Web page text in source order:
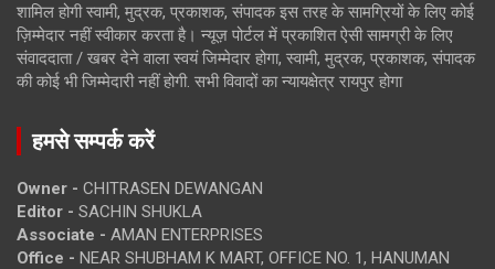
शामिल होगी स्वामी, मुद्रक, प्रकाशक, संपादक इस तरह के सामग्रियों के लिए कोई
ज़िम्मेदार नहीं स्वीकार करता है। न्यूज़ पोर्टल में प्रकाशित ऐसी सामग्री के लिए
संवाददाता / खबर देने वाला स्वयं जिम्मेदार होगा, स्वामी, मुद्रक, प्रकाशक, संपादक
की कोई भी जिम्मेदारी नहीं होगी. सभी विवादों का न्यायक्षेत्र रायपुर होगा
हमसे सम्पर्क करें
Owner - CHITRASEN DEWANGAN
Editor - SACHIN SHUKLA
Associate - AMAN ENTERPRISES
Office - NEAR SHUBHAM K MART, OFFICE NO. 1, HANUMAN